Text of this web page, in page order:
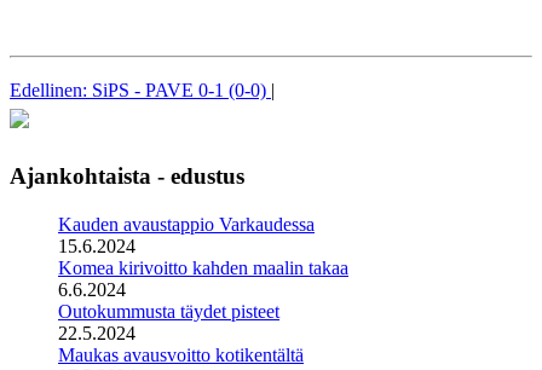
Edellinen: SiPS - PAVE 0-1 (0-0) |
Ajankohtaista - edustus
Kauden avaustappio Varkaudessa
15.6.2024
Komea kirivoitto kahden maalin takaa
6.6.2024
Outokummusta täydet pisteet
22.5.2024
Maukas avausvoitto kotikentältä